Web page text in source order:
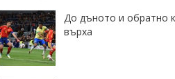
До дъното и обратно
върха